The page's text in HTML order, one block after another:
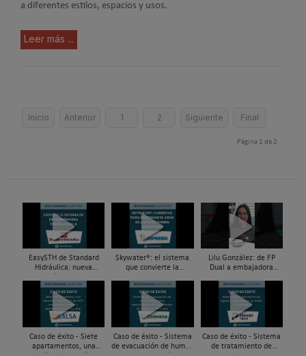
a diferentes estilos, espacios y usos.
Leer más ...
Inicio Anterior 1 2 Siguiente Final
Página 1 de 2
EasySTH de Standard
Hidráulica: nueva
de expansión para
tuberías PEX
Skywater®: el sistema
que convierte la
infraestructura activa de
gestión del agua...
Lilu González: de FP
Dual a embajadora
| Mecatrónica Industrial
Caso de éxito - Siete
apartamentos, una
Caso de éxito - Sistema
de evacuación de humos
Caso de éxito - Sistema
de tratamiento de